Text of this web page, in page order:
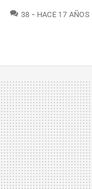
38 COMENTARIOS
HACE 17 AÑOS